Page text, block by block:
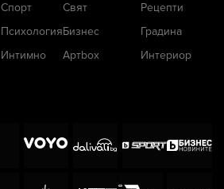
Спорт
Психология
Интимно
Свят
Бизнес
Артbox
Рецепти
Градина
Интериор